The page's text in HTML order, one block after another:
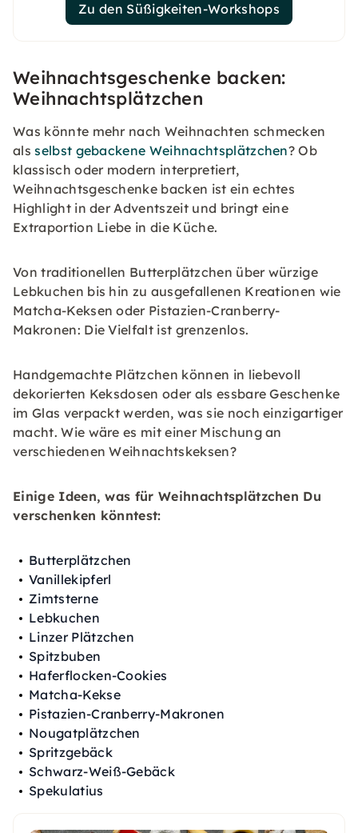
Zu den Süßigkeiten-Workshops
Weihnachtsgeschenke backen:
Weihnachtsplätzchen
Was könnte mehr nach Weihnachten schmecken
alsselbst gebackene Weihnachtsplätzchen? Ob
klassisch oder modern interpretiert,
Weihnachtsgeschenke backen ist ein echtes
Highlight in der Adventszeit und bringt eine
Extraportion Liebe in die Küche.
Von traditionellen Butterplätzchen über würzige
Lebkuchen bis hin zu ausgefallenen Kreationen wie
Matcha-Keksen oder Pistazien-Cranberry-
Makronen: Die Vielfalt ist grenzenlos.
Handgemachte Plätzchen können in liebevoll
dekorierten Keksdosen oder als essbare Geschenke
im Glas verpackt werden, was sie noch einzigartiger
macht. Wie wäre es mit einer Mischung an
verschiedenen Weihnachtskeksen?
Einige Ideen, was für Weihnachtsplätzchen Du
verschenken könntest:
Butterplätzchen
Vanillekipferl
Zimtsterne
Lebkuchen
Linzer Plätzchen
Spitzbuben
Haferflocken-Cookies
Matcha-Kekse
Pistazien-Cranberry-Makronen
Nougatplätzchen
Spritzgebäck
Schwarz-Weiß-Gebäck
Spekulatius